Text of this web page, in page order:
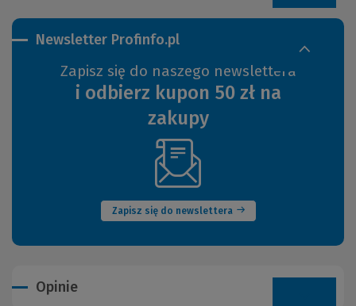
Newsletter Profinfo.pl
Zapisz się do naszego newslettera
i odbierz kupon 50 zł na
zakupy
Zapisz się do newslettera
(Nowe
okno)
Opinie